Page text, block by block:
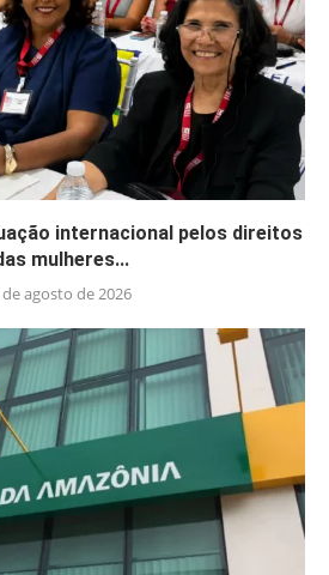
internacional pelos direitos
mulheres...
agosto de 2026